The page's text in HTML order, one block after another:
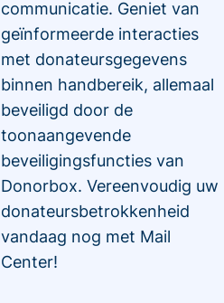
communicatie. Geniet van
geïnformeerde interacties
met donateursgegevens
binnen handbereik, allemaal
beveiligd door de
toonaangevende
beveiligingsfuncties van
Donorbox. Vereenvoudig uw
donateursbetrokkenheid
vandaag nog met Mail
Center!